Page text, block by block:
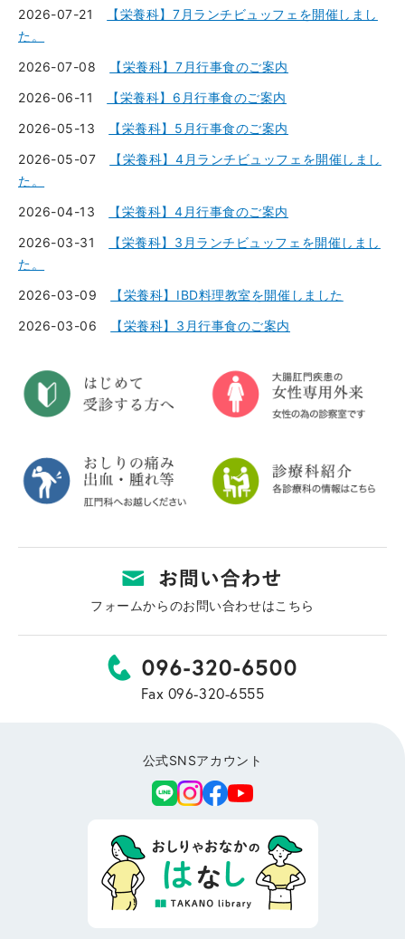
2026-07-21
【栄養科】7月ランチビュッフェを開催しまし
た。
2026-07-08
【栄養科】7月行事食のご案内
2026-06-11
【栄養科】6月行事食のご案内
2026-05-13
【栄養科】5月行事食のご案内
2026-05-07
【栄養科】4月ランチビュッフェを開催しまし
た。
2026-04-13
【栄養科】4月行事食のご案内
2026-03-31
【栄養科】3月ランチビュッフェを開催しまし
た。
2026-03-09
【栄養科】IBD料理教室を開催しました
2026-03-06
【栄養科】3月行事食のご案内
フォームからのお問い合わせはこちら
Fax 096-320-6555
公式SNSアカウント